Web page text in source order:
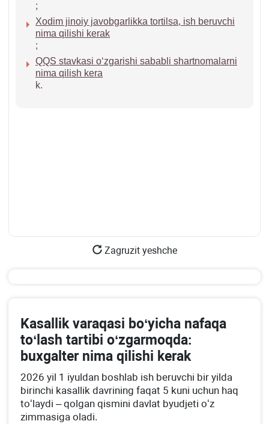
;
Xodim jinoiy javobgarlikka tortilsa, ish beruvchi
nima qilishi kerak
;
QQS stavkasi oʻzgarishi sababli shartnomalarni
nima qilish kera
k.
Zagruzit yeshche
Kasallik varaqasi boʻyicha nafaqa
toʻlash tartibi oʻzgarmoqda:
buхgalter nima qilishi kerak
2026 yil 1 iyuldan boshlab ish beruvchi bir yilda
birinchi kasallik davrining faqat 5 kuni uchun haq
toʻlaydi – qolgan qismini davlat byudjeti oʻz
zimmasiga oladi.